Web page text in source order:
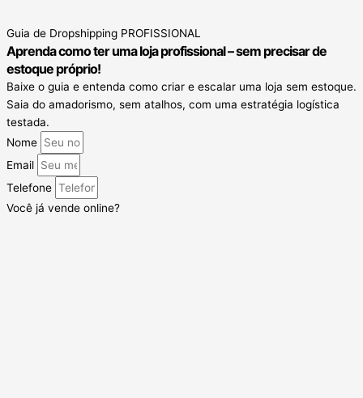
Guia de Dropshipping PROFISSIONAL
Aprenda como ter uma loja profissional – sem precisar de
estoque próprio!
Baixe o guia e entenda como criar e escalar uma loja sem estoque.
Saia do amadorismo, sem atalhos, com uma estratégia logística
testada.
Nome
Email
Telefone
Você já vende online?